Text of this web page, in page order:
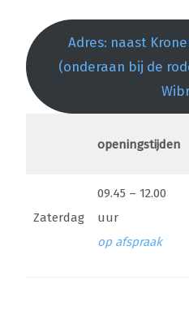
Adres: naast
(onderaan bij de
openingstijden
Zaterdag
09.45 – 12.00
uur
op afspraak